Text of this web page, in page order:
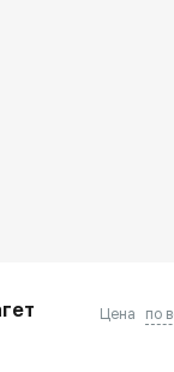
Цена по